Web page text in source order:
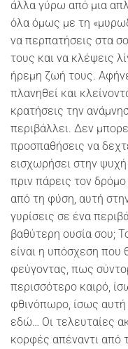
άλλα γύρω από μια
όλα όμως με τη
να περπατήσεις στα
τους και να κλέψεις
ήρεμη ζωή τους.
πλανηθεί και
κρατήσεις την
περιβάλλει. Δεν
προσπαθήσεις να
εισχωρήσει στην
πριν πάρεις τον
από τη φύση, αυτή
γυρίσεις σε ένα
βαθύτερη ουσία σου;
είναι η υπόσχεση που
φεύγοντας, πως
περισσότερο καιρό,
φθινόπωρο, ίσως αυτή
εδώ… Οι τελευταίες
κορφές απέναντι από